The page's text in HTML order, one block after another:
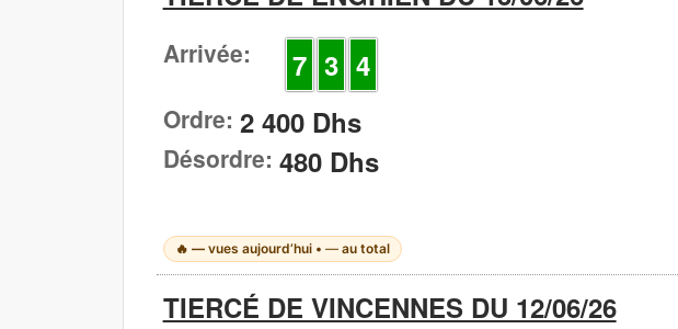
Arrivée: 7 3 4
Ordre: 2 400 Dhs
Désordre: 480 Dhs
🔥 —vues aujourd’hui • —au total
TIERCÉ DE VINCENNES DU 12/06/26